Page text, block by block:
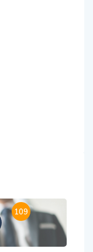
109